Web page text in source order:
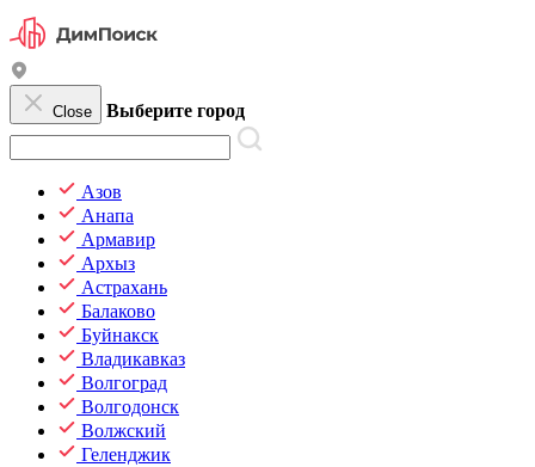
Close Выберите город
Азов
Анапа
Армавир
Архыз
Астрахань
Балаково
Буйнакск
Владикавказ
Волгоград
Волгодонск
Волжский
Геленджик